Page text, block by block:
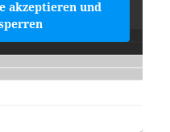
akzeptieren und